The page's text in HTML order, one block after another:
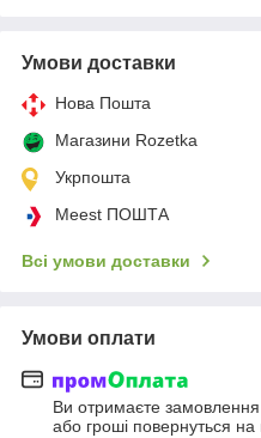
Умови доставки
Нова Пошта
Магазини Rozetka
Укрпошта
Meest ПОШТА
Всі умови доставки
Умови оплати
Ви отримаєте замовлення
або гроші повернуться на